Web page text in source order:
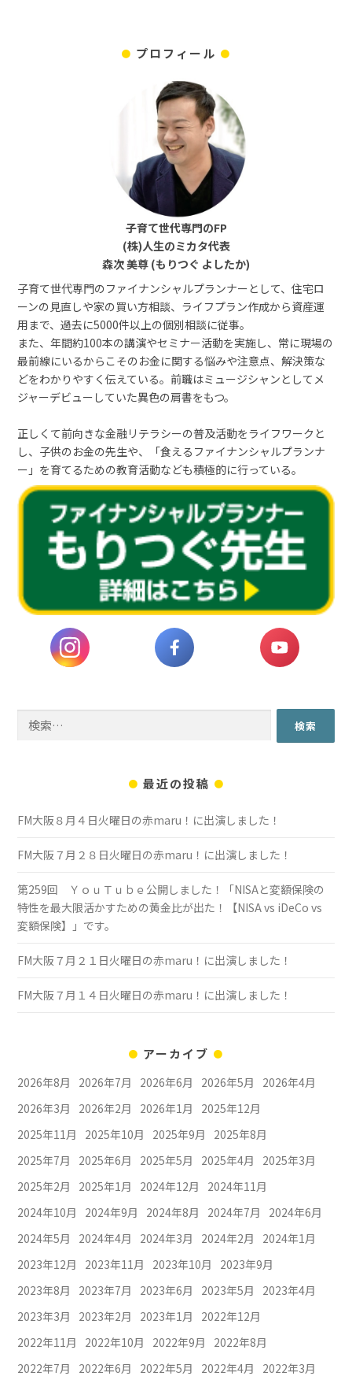
プロフィール
子育て世代専門のFP
(株)人生のミカタ代表
森次 美尊 (もりつぐ よしたか)
子育て世代専門のファイナンシャルプランナーとして、住宅ロ
ーンの見直しや家の買い方相談、ライフプラン作成から資産運
用まで、過去に5000件以上の個別相談に従事。
また、年間約100本の講演やセミナー活動を実施し、常に現場の
最前線にいるからこそのお金に関する悩みや注意点、解決策な
どをわかりやすく伝えている。前職はミュージシャンとしてメ
ジャーデビューしていた異色の肩書をもつ。
正しくて前向きな金融リテラシーの普及活動をライフワークと
し、子供のお金の先生や、「食えるファイナンシャルプランナ
ー」を育てるための教育活動なども積極的に行っている。
索:
最近の投稿
FM大阪８月４日火曜日の赤maru！に出演しました！
FM大阪７月２８日火曜日の赤maru！に出演しました！
第259回 ＹｏｕＴｕｂｅ公開しました！「NISAと変額保険の
特性を最大限活かすための黄金比が出た！【NISA vs iDeCo vs
変額保険】」です。
FM大阪７月２１日火曜日の赤maru！に出演しました！
FM大阪７月１４日火曜日の赤maru！に出演しました！
アーカイブ
2026年8月 2026年7月 2026年6月 2026年5月
2026年4月
2026年3月
2026年2月 2026年1月
2025年12月
2025年11月
2025年10月 2025年9月
2025年8月
2025年7月
2025年6月 2025年5月 2025年4月
2025年3月
2025年2月
2025年1月 2024年12月
2024年11月
2024年10月
2024年9月 2024年8月 2024年7月
2024年6月
2024年5月
2024年4月 2024年3月 2024年2月
2024年1月
2023年12月
2023年11月 2023年10月
2023年9月
2023年8月
2023年7月 2023年6月 2023年5月
2023年4月
2023年3月
2023年2月 2023年1月
2022年12月
2022年11月
2022年10月 2022年9月
2022年8月
2022年7月
2022年6月 2022年5月 2022年4月 2022年3月